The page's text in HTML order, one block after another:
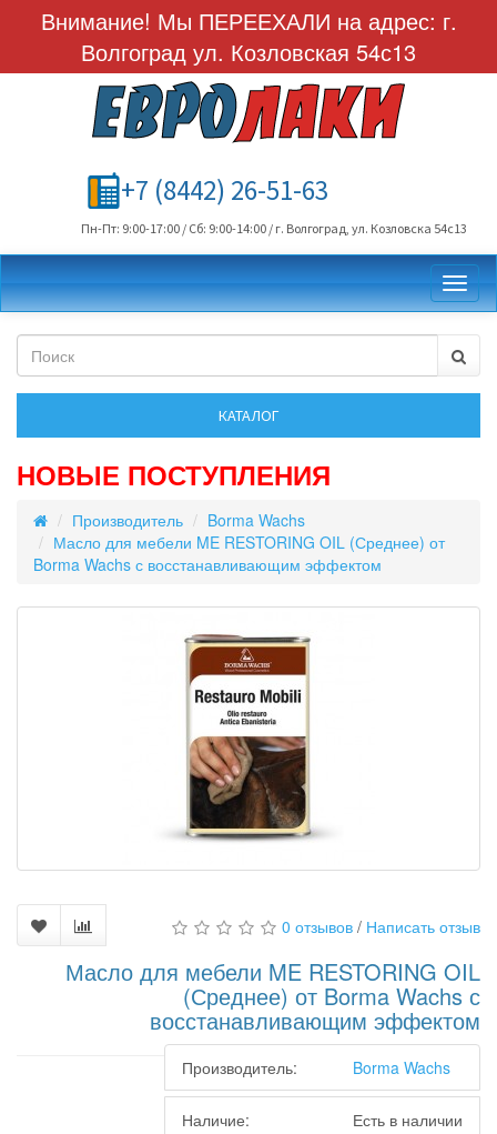
Внимание! Мы ПЕРЕЕХАЛИ на адрес: г.
Волгоград ул. Козловская 54с13
+7 (8442) 26-51-63
Пн-Пт: 9:00-17:00 / Сб: 9:00-14:00 / г. Волгоград, ул. Козловска 54с13
НОВЫЕ ПОСТУПЛЕНИЯ
Производитель
Borma Wachs
Масло для мебели ME RESTORING OIL (Среднее) от
Borma Wachs с восстанавливающим эффектом
0 отзывов / Написать отзыв
Масло для мебели ME RESTORING OIL
(Среднее) от Borma Wachs с
восстанавливающим эффектом
Производитель: Borma Wachs
Наличие: Есть в наличии